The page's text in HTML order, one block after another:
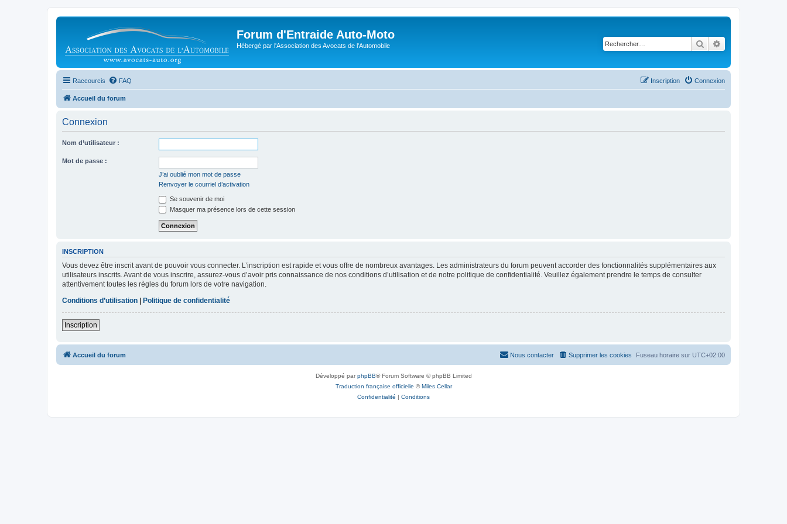
Forum d'Entraide Auto-Moto
Hébergé par l'Association des Avocats de l'Automobile Rechercher
Raccourcis FAQ Connexion
Inscription
Accueil du forum
Connexion
Nom d’utilisateur :
Mot de passe :
J’ai oublié mon mot de passe
Renvoyer le courriel d’activation
Se souvenir de moi
Masquer ma présence lors de cette session
INSCRIPTION
Vous devez être inscrit avant de pouvoir vous connecter. L’inscription est rapide et vous offre de nombreux avantages. Les administrateurs du forum peuvent accorder des fonctionnalités supplémentaires aux
utilisateurs inscrits. Avant de vous inscrire, assurez-vous d’avoir pris connaissance de nos conditions d’utilisation et de notre politique de confidentialité. Veuillez également prendre le temps de consulter
attentivement toutes les règles du forum lors de votre navigation.
Conditions d’utilisation | Politique de confidentialité
Inscription
Accueil du forum Fuseau horaire sur UTC+02:00
Supprimer les cookies
Nous contacter
Développé parphpBB® Forum Software © phpBB Limited
Traduction française officielle ©Miles Cellar
Confidentialité | Conditions